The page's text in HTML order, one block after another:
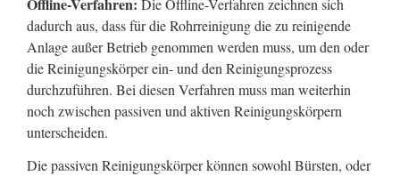
Die Offline-Verfahren zeichnen sich
dadurch aus, dass für die Rohrreinigung die zu reinigende
Anlage außer Betrieb genommen werden muss, um den oder
die Reinigungskörper ein- und den Reinigungsprozess
durchzuführen. Bei diesen Verfahren muss man weiterhin
noch zwischen passiven und aktiven Reinigungskörpern
unterscheiden.
Die passiven Reinigungskörper können sowohl Bürsten, oder